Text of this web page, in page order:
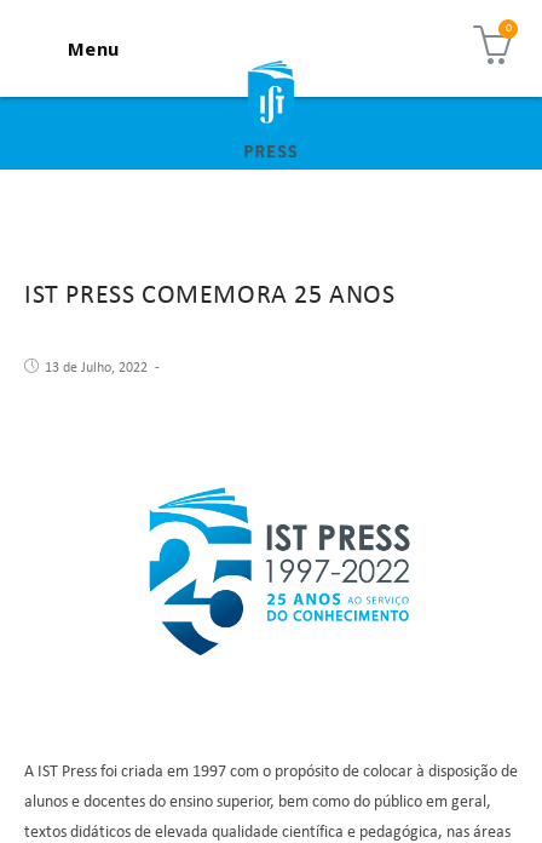
Menu
IST PRESS COMEMORA 25 ANOS
13 de Julho, 2022
A IST Press foi criada em 1997 com o propósito de colocar à disposição de
alunos e docentes do ensino superior, bem como do público em geral,
textos didáticos de elevada qualidade científica e pedagógica, nas áreas